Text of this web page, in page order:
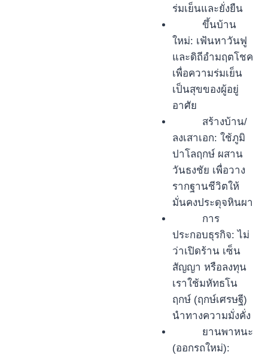
ร่มเย็นและยั่งยืน
ขึ้นบ้าน
ใหม่: เฟ้นหาวันฟู
และดิถีอำมฤตโชค
เพื่อความร่มเย็น
เป็นสุขของผู้อยู่
อาศัย
สร้างบ้าน/
ลงเสาเอก: ใช้ภูมิ
ปาโลฤกษ์ ผสาน
วันธงชัย เพื่อวาง
รากฐานชีวิตให้
มั่นคงประดุจหินผา
การ
ประกอบธุรกิจ: ไม่
ว่าเปิดร้าน เซ็น
สัญญา หรือลงทุน
เราใช้มหัทธโน
ฤกษ์ (ฤกษ์เศรษฐี)
นำทางความมั่งคั่ง
ยานพาหนะ
(ออกรถใหม่):